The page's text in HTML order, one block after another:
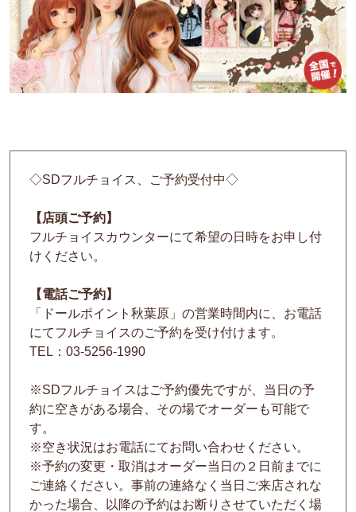
◇SDフルチョイス、ご予約受付中◇
【店頭ご予約】
フルチョイスカウンターにて希望の日時をお申し付
けください。
【電話ご予約】
「ドールポイント秋葉原」の営業時間内に、お電話
にてフルチョイスのご予約を受け付けます。
TEL：03-5256-1990
※SDフルチョイスはご予約優先ですが、当日の予
約に空きがある場合、その場でオーダーも可能で
す。
※空き状況はお電話にてお問い合わせください。
※予約の変更・取消はオーダー当日の２日前までに
ご連絡ください。事前の連絡なく当日ご来店されな
かった場合、以降の予約はお断りさせていただく場